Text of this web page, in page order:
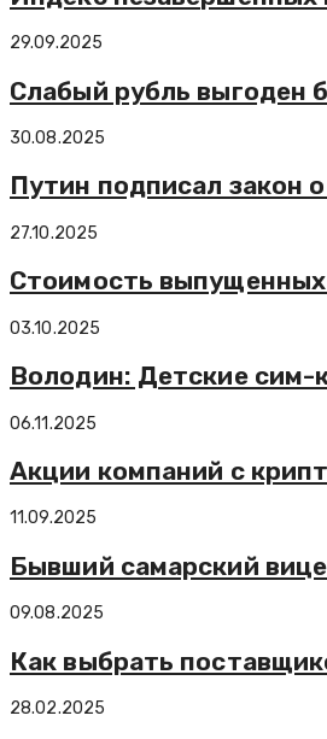
29.09.2025
Слабый рубль выгоден
30.08.2025
Путин подписал закон
27.10.2025
Стоимость выпущенных
03.10.2025
Володин: Детские сим-
06.11.2025
Акции компаний с
11.09.2025
Бывший самарский
09.08.2025
Как выбрать
28.02.2025